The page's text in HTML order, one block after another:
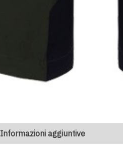
Informazioni aggiuntive